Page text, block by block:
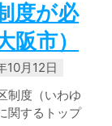
度が必
阪市）
10月12日
制度（いわゆ
関するトップ